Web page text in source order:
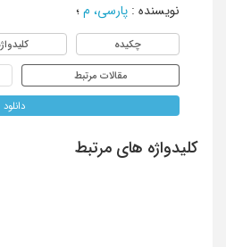
نویسنده : پارسی، م ؛
چکیده
مقالات مرتبط
دانلود
کلیدواژه های مرتبط